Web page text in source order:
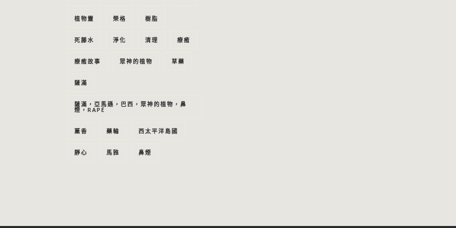
植物靈 榮格 樹脂
死藤水 淨化 清理 療癒
療癒故事 眾神的植物 草藥
薩滿
薩滿，亞馬遜，巴西，眾神的植物，鼻
煙，RAPÉ
薰香 藥輪 西太平洋島國
靜心 馬雅 鼻煙